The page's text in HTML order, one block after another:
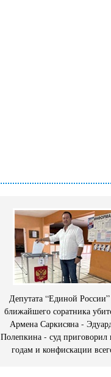
Депутата “Единой
ближайшего соратника
Армена Саркисяна -
Полепкина - суд приговорил
годам и конфискации